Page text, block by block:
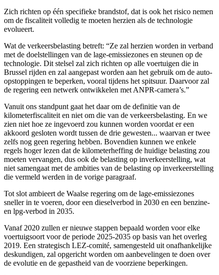
Zich richten op één specifieke brandstof, dat is ook het risico nemen
om de fiscaliteit volledig te moeten herzien als de technologie
evolueert.
Wat de verkeersbelasting betreft: “Ze zal herzien worden in verband
met de doelstellingen van de lage-emissiezones en steunen op de
technologie. Dit stelsel zal zich richten op alle voertuigen die in
Brussel rijden en zal aangepast worden aan het gebruik om de auto-
opstoppingen te beperken, vooral tijdens het spitsuur. Daarvoor zal
de regering een netwerk ontwikkelen met ANPR-camera’s.”
Vanuit ons standpunt gaat het daar om de definitie van de
kilometerfiscaliteit en niet om die van de verkeersbelasting. En we
zien niet hoe ze ingevoerd zou kunnen worden voordat er een
akkoord gesloten wordt tussen de drie gewesten... waarvan er twee
zelfs nog geen regering hebben. Bovendien kunnen we enkele
regels hoger lezen dat de kilometerheffing de huidige belasting zou
moeten vervangen, dus ook de belasting op inverkeerstelling, wat
niet samengaat met de ambities van de belasting op inverkeerstelling
die vermeld werden in de vorige paragraaf.
Tot slot ambieert de Waalse regering om de lage-emissiezones
sneller in te voeren, door een dieselverbod in 2030 en een benzine-
en lpg-verbod in 2035.
Vanaf 2020 zullen er nieuwe stappen bepaald worden voor elke
voertuigsoort voor de periode 2025-2035 op basis van het overleg
2019. Een strategisch LEZ-comité, samengesteld uit onafhankelijke
deskundigen, zal opgericht worden om aanbevelingen te doen over
de evolutie en de gepastheid van de voorziene beperkingen.